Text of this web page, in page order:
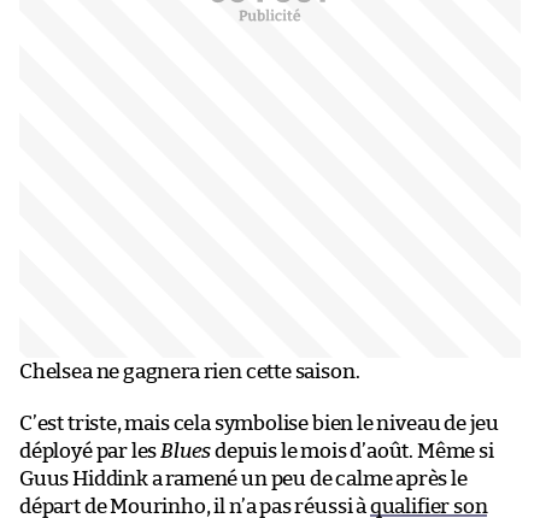
Chelsea ne gagnera rien cette saison.
C’est triste, mais cela symbolise bien le niveau de jeu
déployé par les Bluesdepuis le mois d’août. Même si
Guus Hiddink a ramené un peu de calme après le
départ de Mourinho, il n’a pas réussi à qualifier son